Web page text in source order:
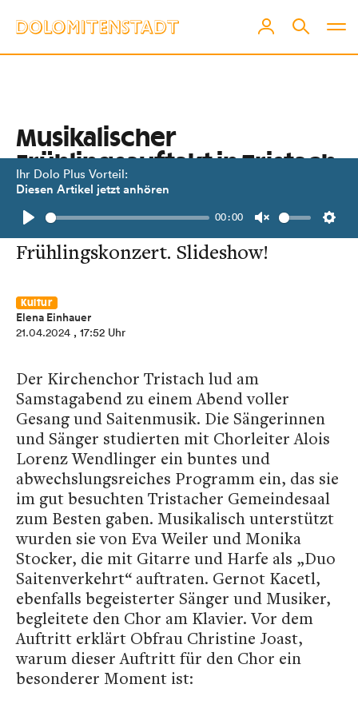
Ihr Dolo Plus Vorteil:
Diesen Artikel jetzt anhören
Play
00:00
Unmute
Musikalischer
Frühlingsauftakt in Tristach
Der Tristacher Kirchenchor und Duo
Saitenverkehrt luden zum
Frühlingskonzert. Slideshow!
Kultur
Elena Einhauer
21.04.2024 , 17:52 Uhr
Der Kirchenchor Tristach lud am
Samstagabend zu einem Abend voller
Gesang und Saitenmusik. Die Sängerinnen
und Sänger studierten mit Chorleiter Alois
Lorenz Wendlinger ein buntes und
abwechslungsreiches Programm ein, das sie
im gut besuchten Tristacher Gemeindesaal
zum Besten gaben. Musikalisch unterstützt
wurden sie von Eva Weiler und Monika
Stocker, die mit Gitarre und Harfe als „Duo
Saitenverkehrt“ auftraten. Gernot Kacetl,
ebenfalls begeisterter Sänger und Musiker,
begleitete den Chor am Klavier. Vor dem
Auftritt erklärt Obfrau Christine Joast,
warum dieser Auftritt für den Chor ein
besonderer Moment ist: